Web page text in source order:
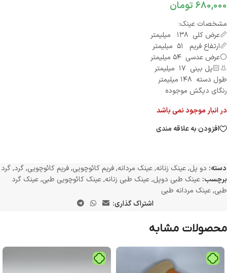
680,000 تومان
مشخصات عینک:
📏عرض کلی ۱۳۸ میلیمتر
📏ارتفاع فریم ۵۱ میلیمتر
⚪️عرض عدسی ۵۴ میلیمتر
👃🏻پل بینی ۱۷ میلیمتر
طول دسته ۱۴۸ میلیمتر
رنگای دیگش موجوده
در انبار موجود نمی باشد
افزودن به علاقه مندی
دسته: دو پل, عینک زنانه, عینک مردانه, فریم کائوچویی, فریم کائوچویی, گرد, گرد
برچسب: عینک طبی دوپل,عینک طبی زنانه,عینک کائوچویی طبی,عینک گرد
طبی,عینک مردانه طبی
اشتراک گذاری:
محصولات مشابه